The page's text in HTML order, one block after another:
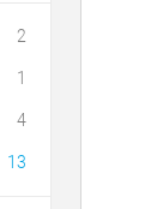
2
1
4
13